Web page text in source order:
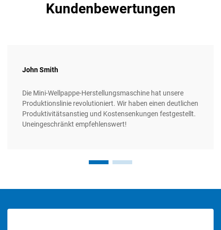
Kundenbewertungen
John Smith
Die Mini-Wellpappe-Herstellungsmaschine hat unsere
Produktionslinie revolutioniert. Wir haben einen deutlichen
Produktivitätsanstieg und Kostensenkungen festgestellt.
Uneingeschränkt empfehlenswert!